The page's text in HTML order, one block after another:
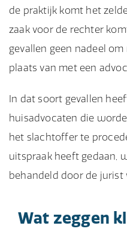
de praktijk komt het
zaak voor de rechter
gevallen geen nadeel
plaats van met een
In dat soort gevallen
huisadvocaten die
het slachtoffer te
uitspraak heeft gedaan,
behandeld door de jurist
Wat zeggen